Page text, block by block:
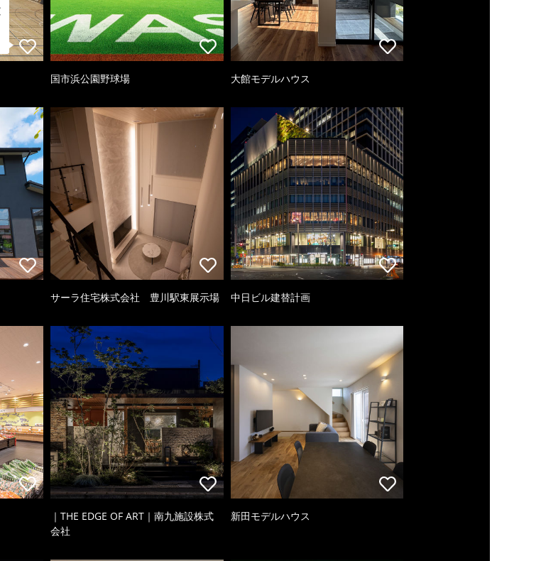
国市浜公園野球場 大館モデルハウス
サーラ住宅株式会社 豊川駅東展示場 中日ビル建替計画
｜THE EDGE OF ART｜南九施設株式
会社
新田モデルハウス